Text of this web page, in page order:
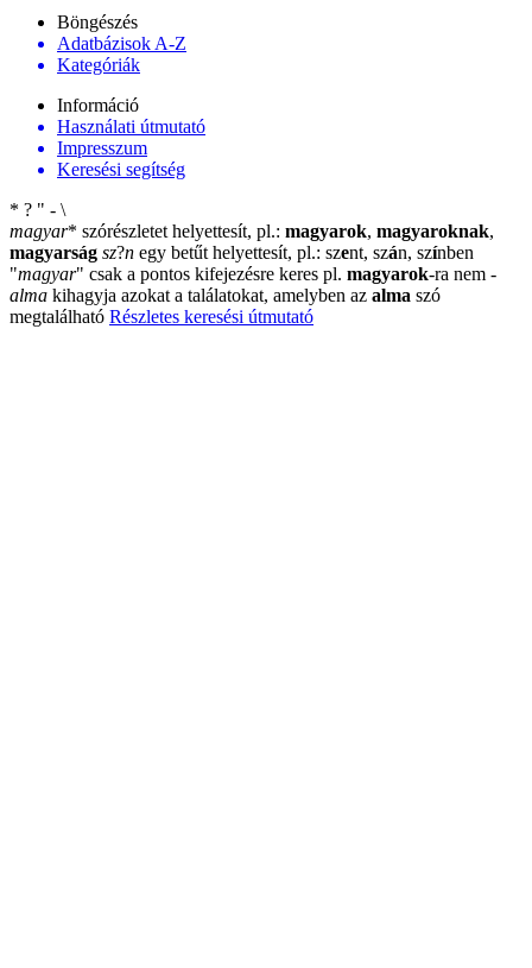
Böngészés
Adatbázisok A-Z
Kategóriák
Információ
Használati útmutató
Impresszum
Keresési segítség
* ? " - \
magyar* szórészletet helyettesít, pl.: magyarok, magyaroknak,
magyarság sz?n egy betűt helyettesít, pl.: szent, szán, színben
"magyar" csak a pontos kifejezésre keres pl. magyarok-ra nem -
alma kihagyja azokat a találatokat, amelyben az alma szó
megtalálható Részletes keresési útmutató